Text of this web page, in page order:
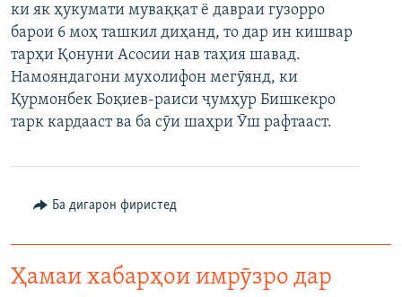
ки як ҳукумати муваққат ё давраи гузорро
барои 6 моҳ ташкил диҳанд, то дар ин кишвар
тарҳи Қонуни Асосии нав таҳия шавад.
Намояндагони мухолифон мегӯянд, ки
Қурмонбек Боқиев-раиси ҷумҳур Бишкекро
тарк кардааст ва ба сӯи шаҳри Ӯш рафтааст.
Ба дигарон фиристед
Ҳамаи хабарҳои имрӯзро дар